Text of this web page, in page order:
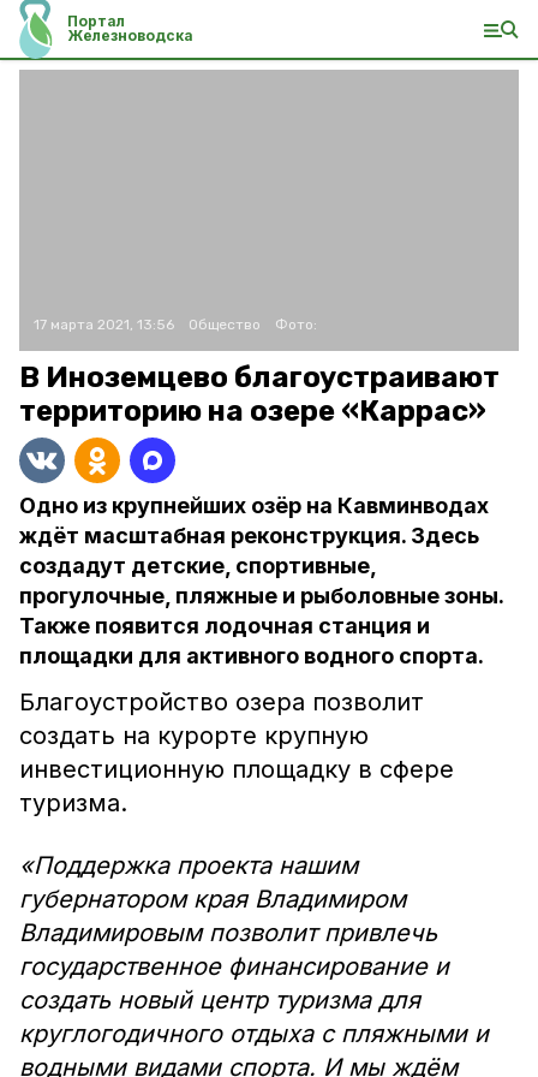
Портал
Железноводска
17 марта 2021, 13:56 Общество Фото:
В Иноземцево благоустраивают
территорию на озере «Каррас»
Одно из крупнейших озёр на Кавминводах
ждёт масштабная реконструкция. Здесь
создадут детские, спортивные,
прогулочные, пляжные и рыболовные зоны.
Также появится лодочная станция и
площадки для активного водного спорта.
Благоустройство озера позволит
создать на курорте крупную
инвестиционную площадку в сфере
туризма.
«Поддержка проекта нашим
губернатором края Владимиром
Владимировым позволит привлечь
государственное финансирование и
создать новый центр туризма для
круглогодичного отдыха с пляжными и
водными видами спорта. И мы ждём